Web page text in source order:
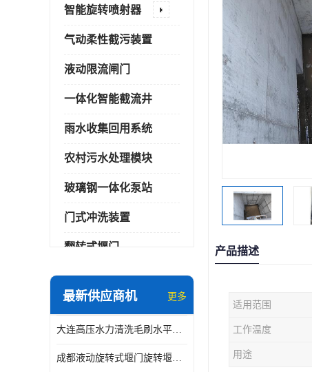
智能旋转喷射器
气动柔性截污装置
液动限流闸门
一体化智能截流井
雨水收集回用系统
农村污水处理模块
玻璃钢一体化泵站
门式冲洗装置
翻转式堰门
智能一体化雨水泵站
智能一体化供水泵房
智能一体化净水设备
最新供应商机 更多
大连高压水力清洗毛刷水平自清洁滚刷 水力自动冲洗系统 水力清洗
成都液动旋转式堰门旋转堰门 自动控制 SUS304
产品描述
适用范围
工作温度
用途